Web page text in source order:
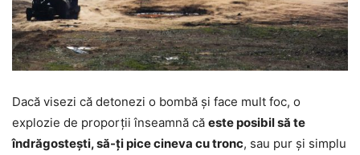
Dacă visezi că detonezi o bombă și face mult foc, o
explozie de proporții înseamnă că este posibil să te
îndrăgostești, să-ți pice cineva cu tronc, sau pur și simplu